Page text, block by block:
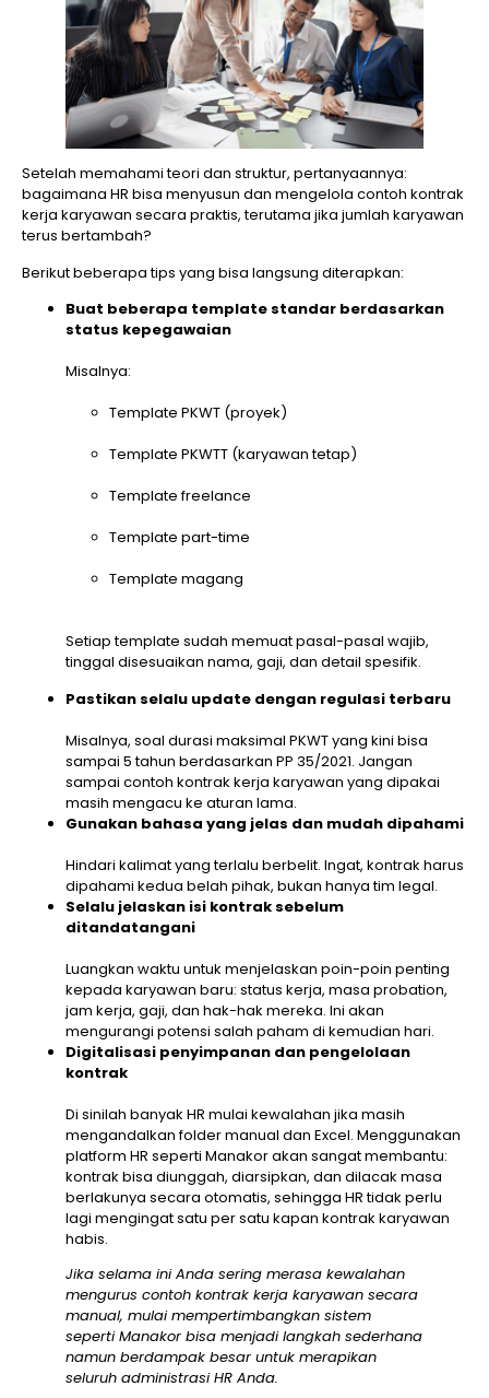
Setelah memahami teori dan struktur, pertanyaannya:
bagaimana HR bisa menyusun dan mengelola contoh kontrak
kerja karyawan secara praktis, terutama jika jumlah karyawan
terus bertambah?
Berikut beberapa tips yang bisa langsung diterapkan:
Buat beberapa template standar berdasarkan
status kepegawaian
Misalnya:
Template PKWT (proyek)
Template PKWTT (karyawan tetap)
Template freelance
Template part-time
Template magang
Setiap template sudah memuat pasal-pasal wajib,
tinggal disesuaikan nama, gaji, dan detail spesifik.
Pastikan selalu update dengan regulasi terbaru
Misalnya, soal durasi maksimal PKWT yang kini bisa
sampai 5 tahun berdasarkan PP 35/2021. Jangan
sampai contoh kontrak kerja karyawan yang dipakai
masih mengacu ke aturan lama.
Gunakan bahasa yang jelas dan mudah dipahami
Hindari kalimat yang terlalu berbelit. Ingat, kontrak harus
dipahami kedua belah pihak, bukan hanya tim legal.
Selalu jelaskan isi kontrak sebelum
ditandatangani
Luangkan waktu untuk menjelaskan poin-poin penting
kepada karyawan baru: status kerja, masa probation,
jam kerja, gaji, dan hak-hak mereka. Ini akan
mengurangi potensi salah paham di kemudian hari.
Digitalisasi penyimpanan dan pengelolaan
kontrak
Di sinilah banyak HR mulai kewalahan jika masih
mengandalkan folder manual dan Excel. Menggunakan
platform HR seperti Manakor akan sangat membantu:
kontrak bisa diunggah, diarsipkan, dan dilacak masa
berlakunya secara otomatis, sehingga HR tidak perlu
lagi mengingat satu per satu kapan kontrak karyawan
habis.
Jika selama ini Anda sering merasa kewalahan
mengurus contoh kontrak kerja karyawan secara
manual, mulai mempertimbangkan sistem
seperti Manakor bisa menjadi langkah sederhana
namun berdampak besar untuk merapikan
seluruh administrasi HR Anda.